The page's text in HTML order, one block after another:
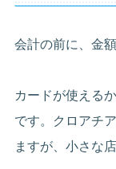
会計の前に、金
カードが使える
です。クロアチ
ますが、小さな